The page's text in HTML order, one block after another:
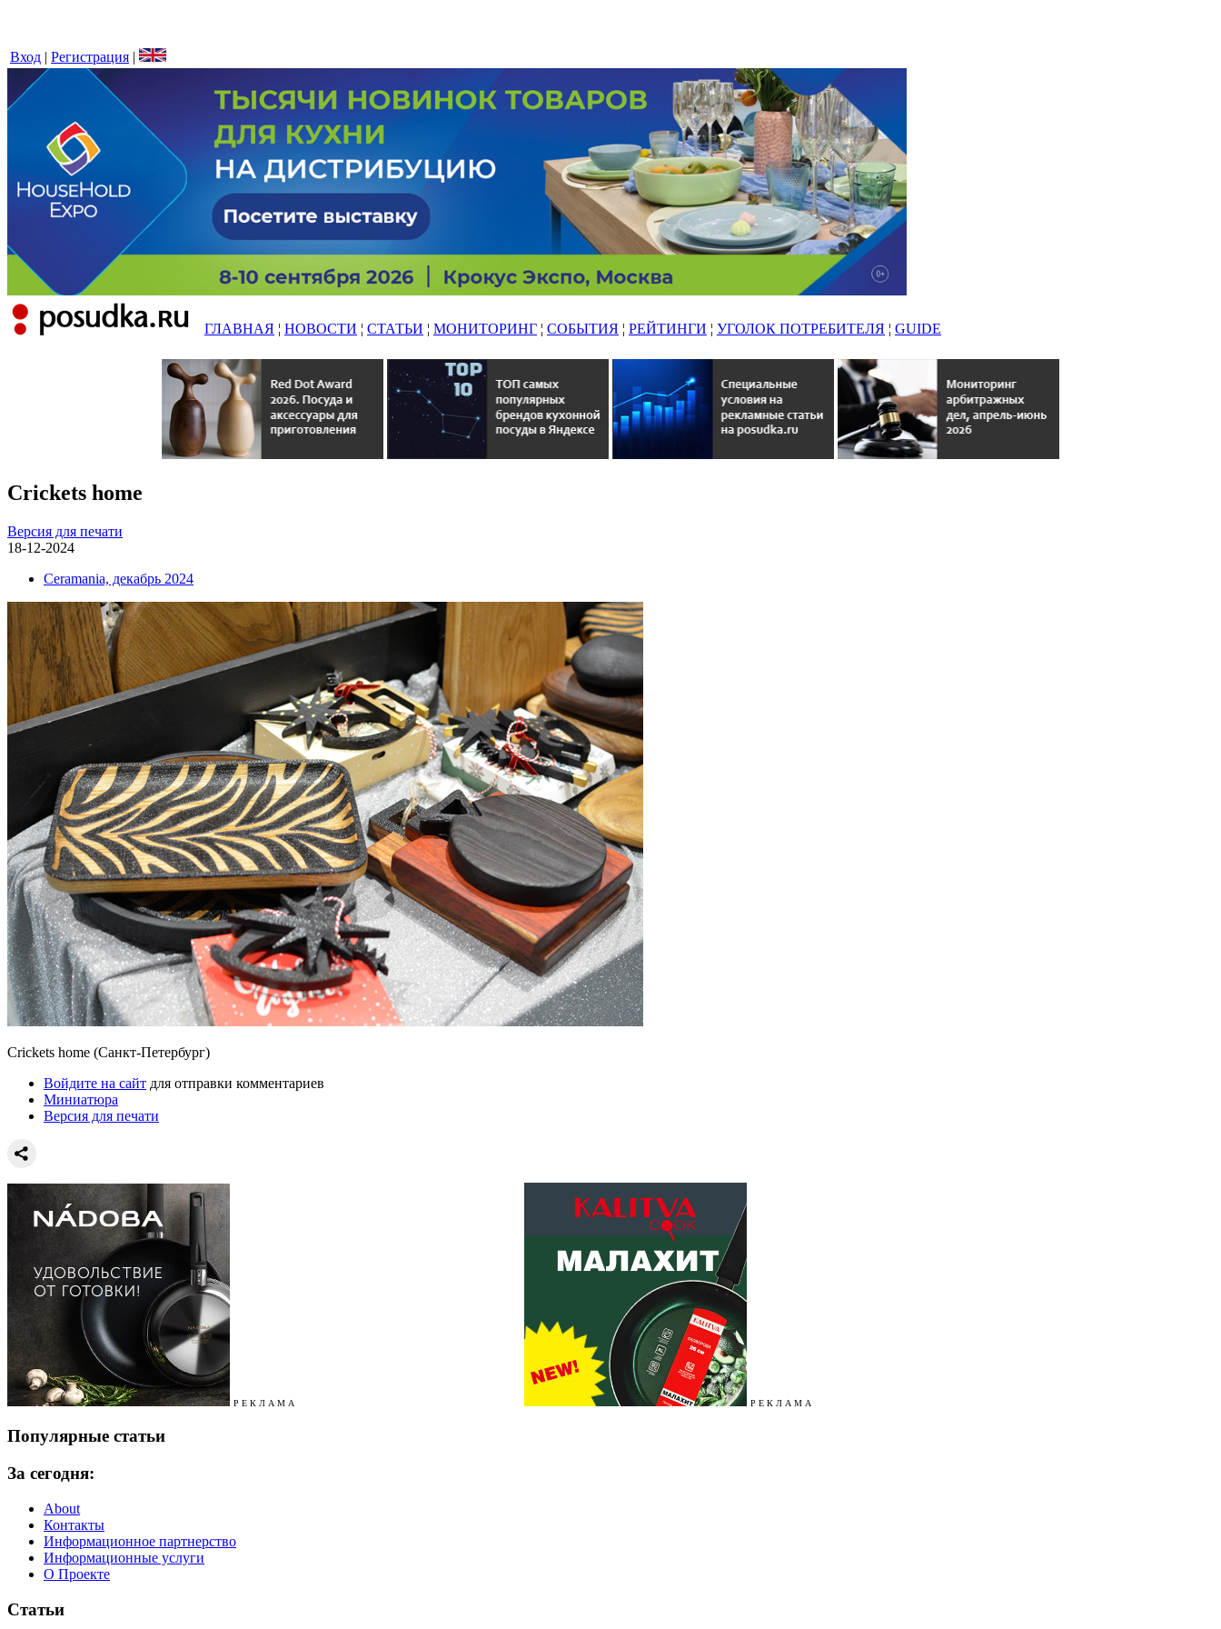
Вход | Регистрация |
ГЛАВНАЯ ¦ НОВОСТИ ¦ СТАТЬИ ¦ МОНИТОРИНГ ¦ СОБЫТИЯ ¦ РЕЙТИНГИ ¦ УГОЛОК ПОТРЕБИТЕЛЯ ¦ GUIDE
Crickets home
Версия для печати
18-12-2024
Ceramania, декабрь 2024
Crickets home (Санкт-Петербург)
Войдите на сайт для отправки комментариев
Миниатюра
Версия для печати
Р Е К Л А М А Р Е К Л А М А
Популярные статьи
За сегодня:
About
Контакты
Информационное партнерство
Информационные услуги
О Проекте
Статьи